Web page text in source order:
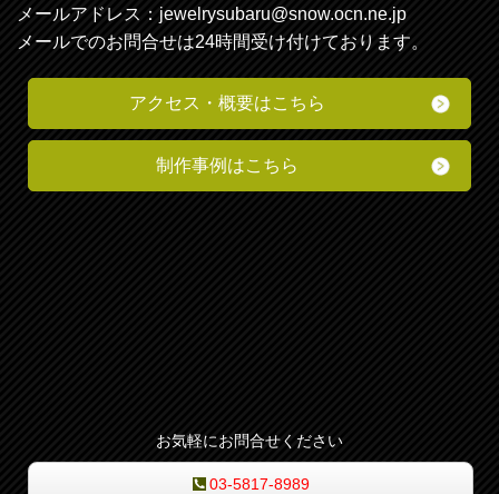
メールアドレス： jewelrysubaru@snow.ocn.ne.jp
メールでのお問合せは24時間受け付けております。
アクセス・概要はこちら
制作事例はこちら
お気軽にお問合せください
03-5817-8989